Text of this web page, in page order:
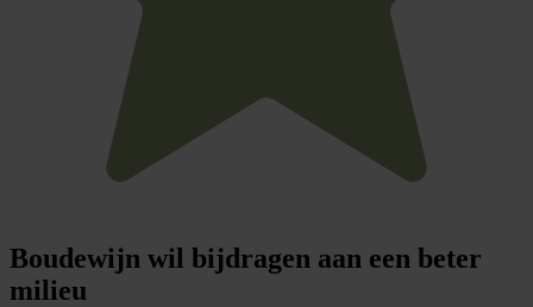
Boudewijn wil bijdragen aan een beter
milieu